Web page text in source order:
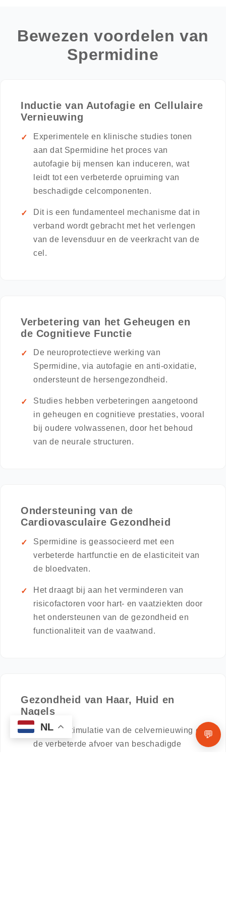
Bewezen voordelen van
Spermidine
Inductie van Autofagie en Cellulaire
Vernieuwing
Experimentele en klinische studies tonen
aan dat Spermidine het proces van
autofagie bij mensen kan induceren, wat
leidt tot een verbeterde opruiming van
beschadigde celcomponenten.
Dit is een fundamenteel mechanisme dat in
verband wordt gebracht met het verlengen
van de levensduur en de veerkracht van de
cel.
Verbetering van het Geheugen en
de Cognitieve Functie
De neuroprotectieve werking van
Spermidine, via autofagie en anti-oxidatie,
ondersteunt de hersengezondheid.
Studies hebben verbeteringen aangetoond
in geheugen en cognitieve prestaties, vooral
bij oudere volwassenen, door het behoud
van de neurale structuren.
Ondersteuning van de
Cardiovasculaire Gezondheid
Spermidine is geassocieerd met een
verbeterde hartfunctie en de elasticiteit van
de bloedvaten.
Het draagt bij aan het verminderen van
risicofactoren voor hart- en vaatziekten door
het ondersteunen van de gezondheid en
functionaliteit van de vaatwand.
Gezondheid van Haar, Huid en
Nagels
Door de stimulatie van de celvernieuwing en
de verbeterde afvoer van beschadigde
💬
NL